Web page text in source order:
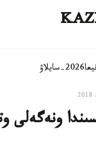
2026-سايلاۋ
ونەگەلى